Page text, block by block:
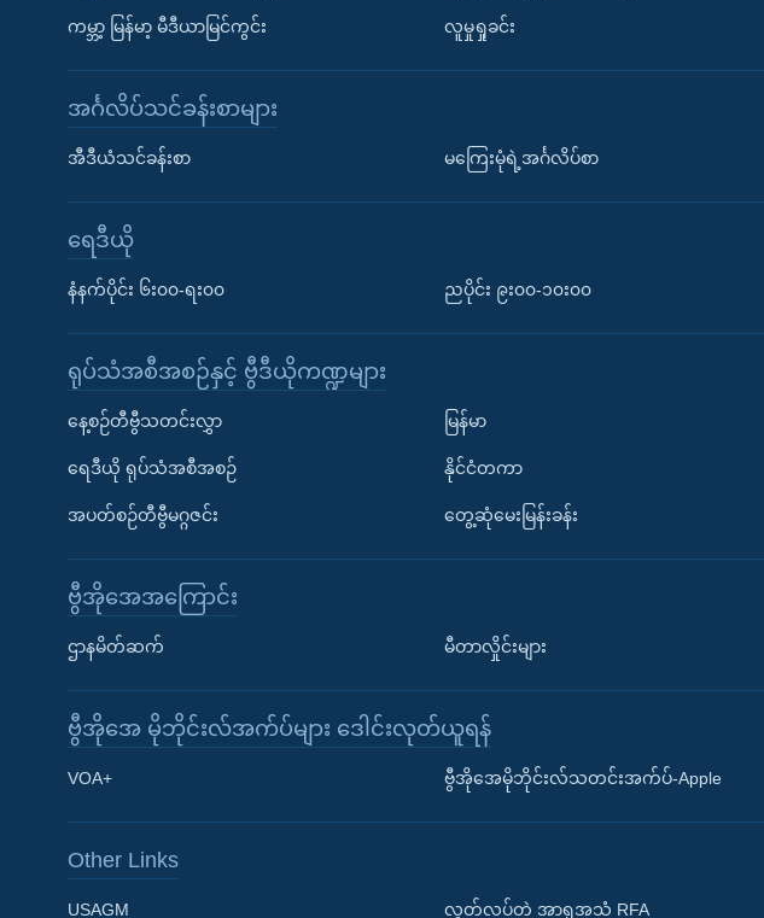
Learning English
ကမ္ဘာ့ မြန်မာ့ မီဒီယာမြင်ကွင်း လူမှုရှုခင်း
အင်္ဂလိပ်သင်ခန်းစာများ
အီဒီယံသင်ခန်းစာ မကြေးမုံရဲ့အင်္ဂလိပ်စာ
ရေဒီယို
နံနက်ပိုင်း ၆း၀၀-ရး၀၀ ညပိုင်း ၉း၀၀-၁၀း၀၀
ရုပ်သံအစီအစဉ်နှင့် ဗွီဒီယိုကဏ္ဍများ
နေ့စဉ်တီဗွီသတင်းလွှာ
ရေဒီယို ရုပ်သံအစီအစဉ်
အပတ်စဉ်တီဗွီမဂ္ဂဇင်း
မြန်မာ
နိုင်ငံတကာ
တွေ့ဆုံမေးမြန်းခန်း
ဗွီအိုအေအကြောင်း
ဌာနမိတ်ဆက် မီတာလှိုင်းများ
ဗွီအိုအေ မိုဘိုင်းလ်အက်ပ်များ ဒေါင်းလုတ်ယူရန်
VOA+ ဗွီအိုအေမိုဘိုင်းလ်သတင်းအက်ပ်-Apple
Other Links
USAGM လွတ်လပ်တဲ့ အာရှအသံ RFA